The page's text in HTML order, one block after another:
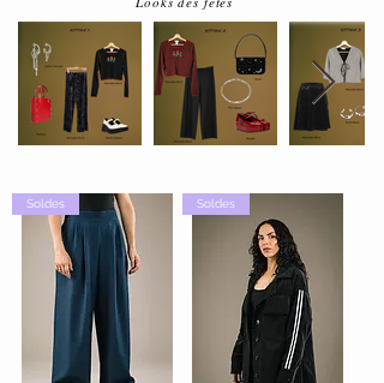
Soldes Soldes